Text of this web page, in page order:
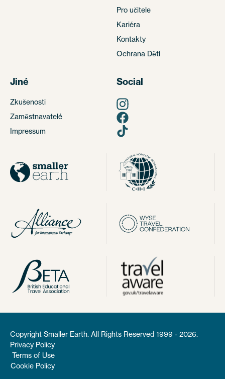
Pro učitele
Kariéra
Kontakty
Ochrana Dětí
Jiné
Zkušenosti
Zaměstnavatelé
Impressum
Social
Copyright Smaller Earth. All Rights Reserved 1999 - 2026.
Privacy Policy
Terms of Use
Cookie Policy